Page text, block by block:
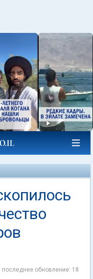
последнее обновление: 18